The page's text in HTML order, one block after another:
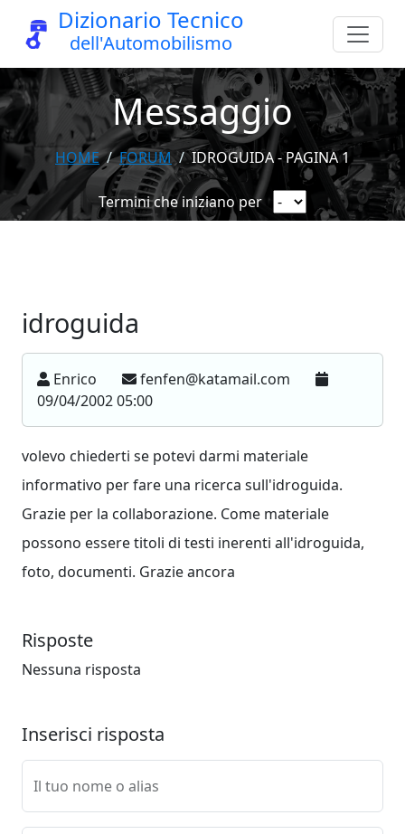
Dizionario Tecnico
dell'Automobilismo
Messaggio
HOME FORUM IDROGUIDA - PAGINA 1
Termini che iniziano per
idroguida
Enrico
fenfen@katamail.com
09/04/2002 05:00
volevo chiederti se potevi darmi materiale
informativo per fare una ricerca sull'idroguida.
Grazie per la collaborazione. Come materiale
possono essere titoli di testi inerenti all'idroguida,
foto, documenti. Grazie ancora
Risposte
Nessuna risposta
Inserisci risposta
Il tuo nome o alias